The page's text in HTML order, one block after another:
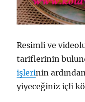
Resimli ve
tariflerinin
işlerinin
yiyeceğiniz içli